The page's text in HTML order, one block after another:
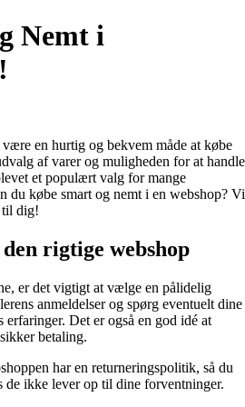
Nemt i
en hurtig og bekvem måde at købe
af varer og muligheden for at handle
et populært valg for mange
du købe smart og nemt i en webshop? Vi
til dig!
rigtige webshop
er det vigtigt at vælge en pålidelig
anmeldelser og spørg eventuelt dine
Det er også en god idé at
betaling.
har en returneringspolitik, så du
de ikke lever op til dine forventninger.